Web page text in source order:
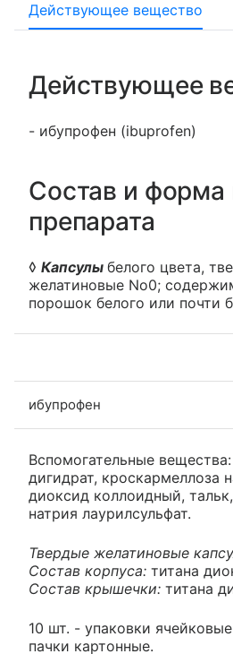
Действующее вещество
Действующее
- ибупрофен (ibuprofen)
Состав и форма
препарата
◊ Капсулы белого цвета,
желатиновые No0;
порошок белого или почти
ибупрофен
Вспомогательные
дигидрат, кроскармеллоза
диоксид коллоидный,
натрия лаурилсульфат.
Твердые желатиновые
Состав корпуса: титана
Состав крышечки: титана
10 шт. - упаковки
пачки картонные.